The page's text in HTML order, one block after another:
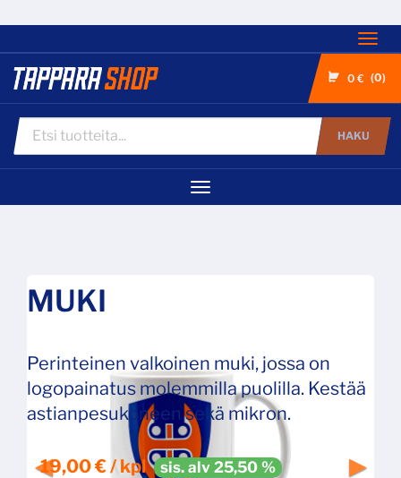
0 € 0
HAKU
Navigaatio
MUKI
Perinteinen valkoinen muki, jossa on
logopainatus molemmilla puolilla. Kestää
astianpesukoneen sekä mikron.
19,00 € / kpl sis. alv 25,50 %